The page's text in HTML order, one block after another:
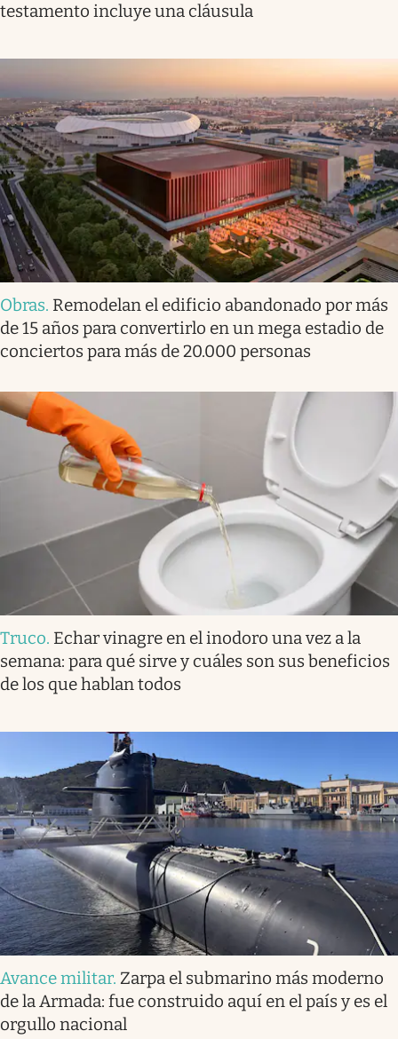
testamento incluye una cláusula
Obras. Remodelan el edificio abandonado por más
de 15 años para convertirlo en un mega estadio de
conciertos para más de 20.000 personas
Truco. Echar vinagre en el inodoro una vez a la
semana: para qué sirve y cuáles son sus beneficios
de los que hablan todos
Avance militar. Zarpa el submarino más moderno
de la Armada: fue construido aquí en el país y es el
orgullo nacional